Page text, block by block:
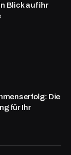
Blick auf ihr
Die
für Ihr